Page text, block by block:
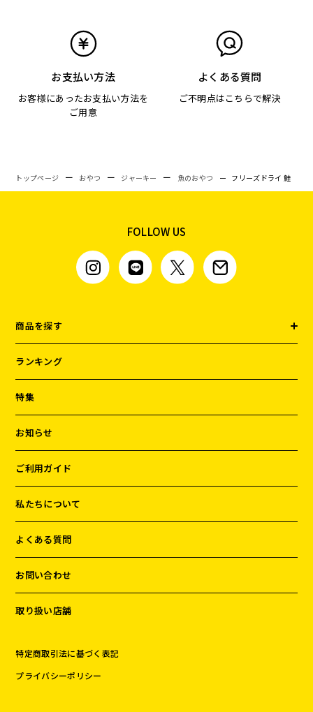
お支払い方法
お客様にあったお支払い方法を
ご用意
よくある質問
ご不明点はこちらで解決
トップページ おやつ ジャーキー 魚のおやつ フリーズドライ 鮭
FOLLOW US
商品を探す
ランキング
特集
お知らせ
ご利用ガイド
私たちについて
よくある質問
お問い合わせ
取り扱い店舗
特定商取引法に基づく表記
プライバシーポリシー